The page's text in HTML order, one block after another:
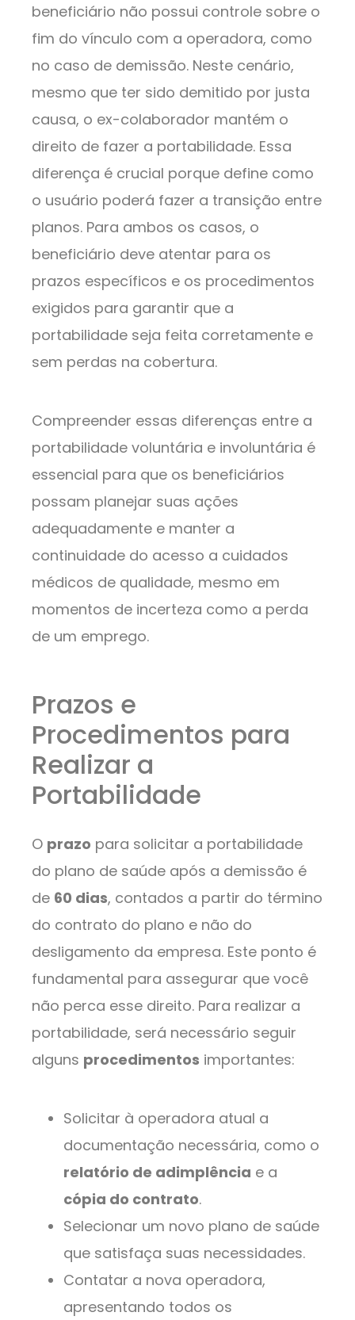
beneficiário não possui controle sobre o
fim do vínculo com a operadora, como
no caso de demissão. Neste cenário,
mesmo que ter sido demitido por justa
causa, o ex-colaborador mantém o
direito de fazer a portabilidade. Essa
diferença é crucial porque define como
o usuário poderá fazer a transição entre
planos. Para ambos os casos, o
beneficiário deve atentar para os
prazos específicos e os procedimentos
exigidos para garantir que a
portabilidade seja feita corretamente e
sem perdas na cobertura.
Compreender essas diferenças entre a
portabilidade voluntária e involuntária é
essencial para que os beneficiários
possam planejar suas ações
adequadamente e manter a
continuidade do acesso a cuidados
médicos de qualidade, mesmo em
momentos de incerteza como a perda
de um emprego.
Prazos e
Procedimentos para
Realizar a
Portabilidade
O prazo para solicitar a portabilidade
do plano de saúde após a demissão é
de 60 dias, contados a partir do término
do contrato do plano e não do
desligamento da empresa. Este ponto é
fundamental para assegurar que você
não perca esse direito. Para realizar a
portabilidade, será necessário seguir
alguns procedimentos importantes:
Solicitar à operadora atual a
documentação necessária, como o
relatório de adimplência e a
cópia do contrato.
Selecionar um novo plano de saúde
que satisfaça suas necessidades.
Contatar a nova operadora,
apresentando todos os